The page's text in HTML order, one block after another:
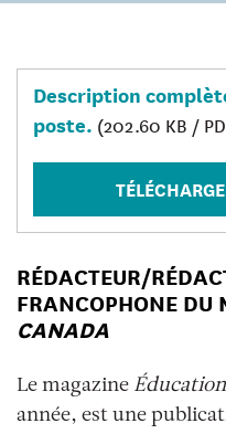
Description
poste. (202.60 KB /
RÉDACTEUR/
FRANCOPHONE DU
CANADA
Le magazine
année, est une